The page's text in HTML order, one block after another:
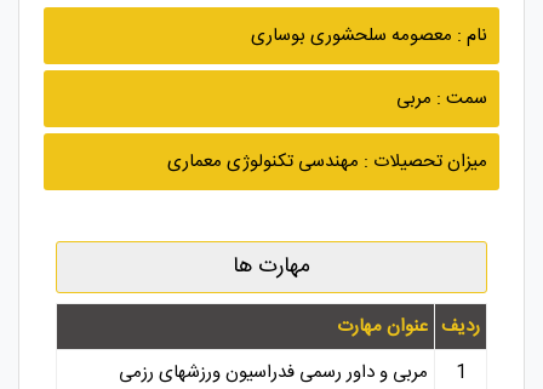
نام : معصومه سلحشوری بوساری
سمت : مربی
میزان تحصیلات : مهندسی تکنولوژی معماری
مهارت ها
ردیف عنوان مهارت
1
مربی و داور رسمی فدراسیون ورزشهای رزمی